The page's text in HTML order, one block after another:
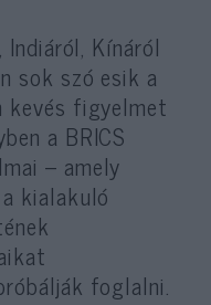
Kínáról
sok szó esik a
kevés figyelmet
a BRICS
– amely
kialakuló
foglalni.